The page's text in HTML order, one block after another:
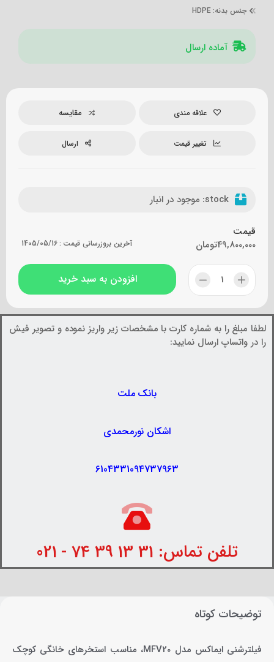
جنس بدنه: HDPE
آماده ارسال
علاقه مندی مقایسه
تغییر قیمت ارسال
stock: موجود در انبار
قیمت
تومان49,800,000 آخرین بروزرسانی قیمت :1405/05/16
افزودن به سبد خرید
لطفا مبلغ را به شماره کارت با مشخصات زیر واریز نموده و تصویر فیش
را در واتساپ ارسال نمایید:
بانک ملت
اشکان نورمحمدی
6104331094737963
تلفن تماس: 31 13 39 74 - 021
توضیحات کوتاه
فیلترشنی ایماکس مدل MFV20، مناسب استخرهای خانگی کوچک